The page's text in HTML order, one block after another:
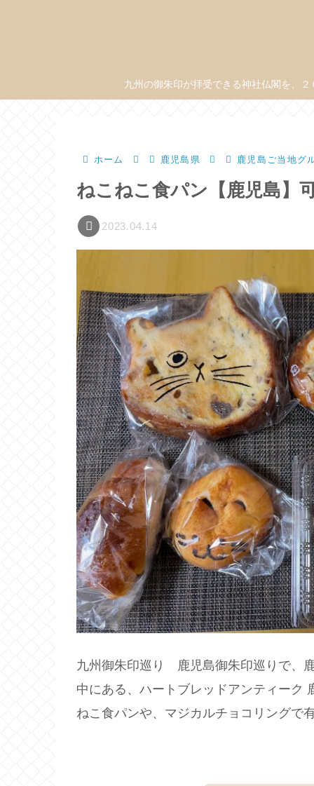
九州の御朱印が拝受できる神社仏閣を、
ホーム 鹿児島県 鹿児島ご当地グ
ねこねこ食パン【鹿児島】
2023.04.14
九州御朱印巡り 鹿児島御朱印巡りで、
中にある、ハートブレッドアンティーク
ねこ食パンや、マジカルチョコリングで